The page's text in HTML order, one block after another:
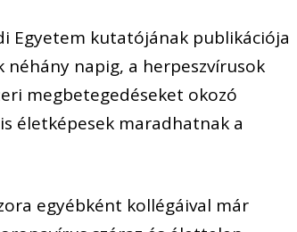
Egyetem kutatójának publikációja
napig, a herpeszvírusok
megbetegedéseket okozó
életképesek maradhatnak a
egyébként kollégáival már